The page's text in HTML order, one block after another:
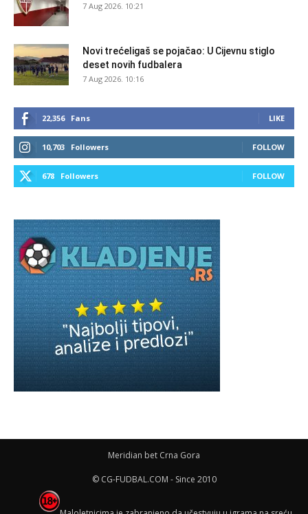
7 Aug 2026. 10:21
Novi trećeligaš se pojačao: U Cijevnu stiglo
deset novih fudbalera
7 Aug 2026. 10:16
22,356 Fans LIKE
10,703 Followers FOLLOW
678 Followers FOLLOW
Meridian bet Crna Gora
© CG-FUDBAL.COM - Since 2010